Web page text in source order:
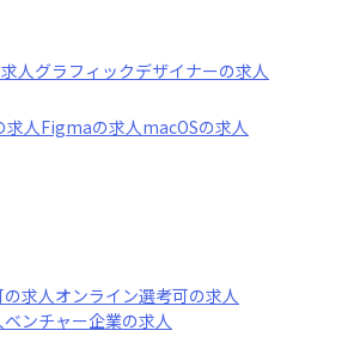
人グラフィックデザイナーの求人
求人Figmaの求人macOSの求人
の求人オンライン選考可の求人
ベンチャー企業の求人